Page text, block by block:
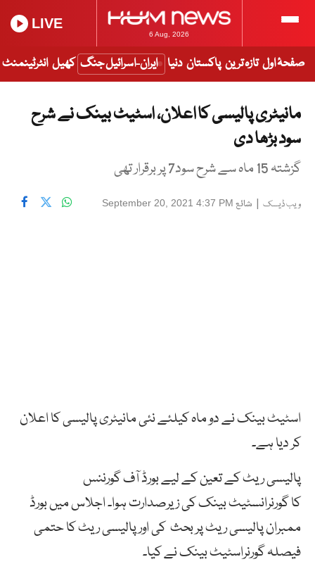
6 Aug, 2026
LIVE
صفحۂ اول تازہ ترین پاکستان دنیا ایران-اسرائیل جنگ کھیل انٹرٹینمنٹ
مانیٹری پالیسی کا اعلان، اسٹیٹ بینک نے شرح
سود بڑھا دی
گزشتہ 15 ماہ سے شرح سود7 پر برقرار تھی
ویب ڈیسک | شائع September 20, 2021 4:37 PM
اسٹیٹ بینک نے دو ماہ کیلئے نئی مانیٹری پالیسی کا اعلان
کر دیا ہے۔
پالیسی ریٹ کے تعین کے لیے بورڈ آف گورننس
کا گورنرانسٹیٹ بینک کی زیرصدارت ہوا۔ اجلاس میں بورڈ
ممبران پالیسی ریٹ پر بحث کی اور پالیسی ریٹ کا حتمی
فیصلہ گورنراسٹیٹ بینک نے کیا۔